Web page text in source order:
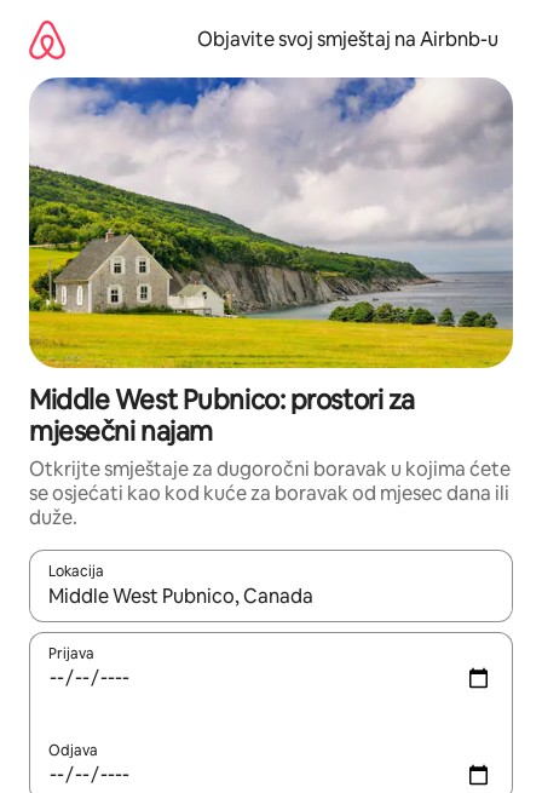
sadržaj
Objavite svoj smještaj na Airbnb-u
Middle West Pubnico: prostori za
mjesečni najam
Otkrijte smještaje za dugoročni boravak u kojima ćete
se osjećati kao kod kuće za boravak od mjesec dana ili
duže.
Lokacija
Kad su rezultati dostupni, možete da se krećete kroz njih
Prijava
Odjava